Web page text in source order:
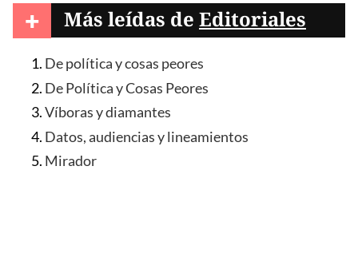
+ Más leídas de Editoriales
De política y cosas peores
De Política y Cosas Peores
Víboras y diamantes
Datos, audiencias y lineamientos
Mirador